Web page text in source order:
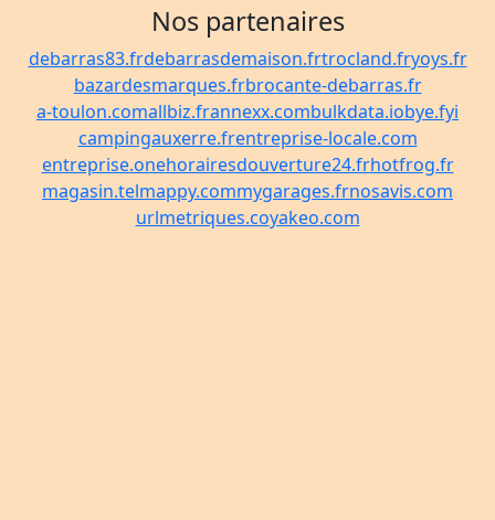
Nos partenaires
debarras83.frdebarrasdemaison.frtrocland.fryoys.fr
bazardesmarques.frbrocante-debarras.fr
a-toulon.comallbiz.frannexx.combulkdata.iobye.fyi
campingauxerre.frentreprise-locale.com
entreprise.onehorairesdouverture24.frhotfrog.fr
magasin.telmappy.commygarages.frnosavis.com
urlmetriques.coyakeo.com